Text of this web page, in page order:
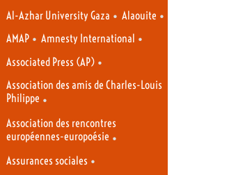
Al-Azhar University Gaza • Alaouite •
AMAP • Amnesty International •
Associated Press (AP) •
Association des amis de Charles-Louis
Philippe •
Association des rencontres
européennes-europoésie •
Assurances sociales •